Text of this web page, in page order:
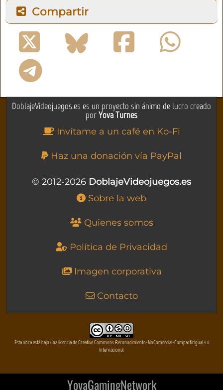
Compartir
DoblajeVideojuegos.es es un proyecto sin ánimo de lucro creado
porYova Turnes
Invítame a un café en Ko-Fi
Haz una donación vía PayPal
© 2012-2026 DoblajeVideojuegos.es
Sobre la web
Quienes somos
Política de Privacidad
Imagen corporativa
Contacto
Esta obra está bajo una licencia de Creative Commons Reconocimiento-NoComercial-CompartirIgual 4.0
Internacional
YovaGamingNetwork